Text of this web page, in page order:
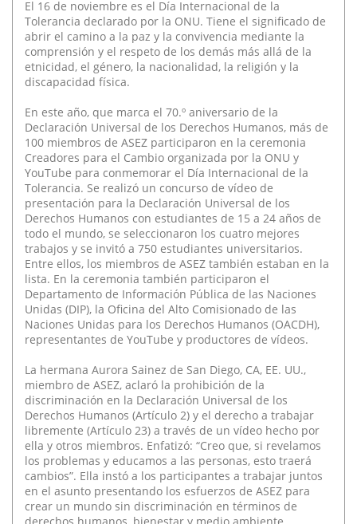
El 16 de noviembre es el Día Internacional de la
Tolerancia declarado por la ONU. Tiene el significado de
abrir el camino a la paz y la convivencia mediante la
comprensión y el respeto de los demás más allá de la
etnicidad, el género, la nacionalidad, la religión y la
discapacidad física.
En este año, que marca el 70.º aniversario de la
Declaración Universal de los Derechos Humanos, más de
100 miembros de ASEZ participaron en la ceremonia
Creadores para el Cambio organizada por la ONU y
YouTube para conmemorar el Día Internacional de la
Tolerancia. Se realizó un concurso de vídeo de
presentación para la Declaración Universal de los
Derechos Humanos con estudiantes de 15 a 24 años de
todo el mundo, se seleccionaron los cuatro mejores
trabajos y se invitó a 750 estudiantes universitarios.
Entre ellos, los miembros de ASEZ también estaban en la
lista. En la ceremonia también participaron el
Departamento de Información Pública de las Naciones
Unidas (DIP), la Oficina del Alto Comisionado de las
Naciones Unidas para los Derechos Humanos (OACDH),
representantes de YouTube y productores de vídeos.
La hermana Aurora Sainez de San Diego, CA, EE. UU.,
miembro de ASEZ, aclaró la prohibición de la
discriminación en la Declaración Universal de los
Derechos Humanos (Artículo 2) y el derecho a trabajar
libremente (Artículo 23) a través de un vídeo hecho por
ella y otros miembros. Enfatizó: “Creo que, si revelamos
los problemas y educamos a las personas, esto traerá
cambios”. Ella instó a los participantes a trabajar juntos
en el asunto presentando los esfuerzos de ASEZ para
crear un mundo sin discriminación en términos de